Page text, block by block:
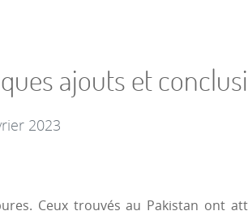
ajouts et
2023
Ceux trouvés au Pakistan ont